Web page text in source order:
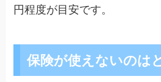
円程度が目安です。
保険が使えないのは